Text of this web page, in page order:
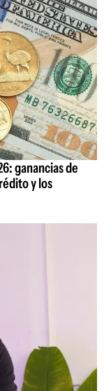
ganancias de
y los